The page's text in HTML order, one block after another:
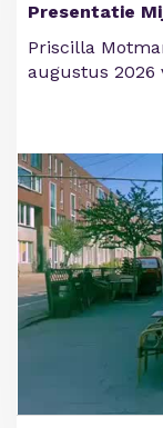
Presentatie
Priscilla
augustus 2026